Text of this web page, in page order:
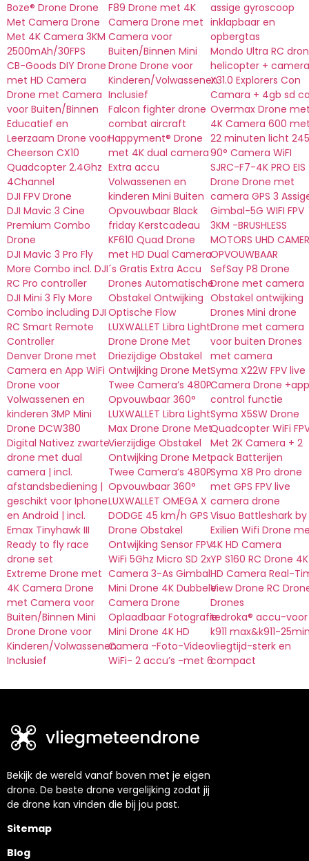
Boze® Drone Drone
Met Camera Drone
Met 4K Camera 3KM
2500mAh/30FPS
CB-Goods DIY Drone
met HD Camera
Drone met Camera
voor Buiten/Binnen
Educatief en
Leerzaam Drone voor
Cheerson CX10
Quadcopter 2.4Ghz
4Channel
DJI FPV Drone
DJI Mavic 3 Cine
Premium Combo
Drone
DJI Mavic 3 Pro Fly
More Combo incl. DJI
RC Pro controller
DJI Mini 3 Fly More
Combo including DJI
RC Smart Remote
Controller
Denver Drone met
Camera en App WiFi
Drone voor
Volwassenen en
kinderen 3MP Mini
Drone DCW380
Digital Nativez zwarte
drone met dual
camera | incl.
afstandsbediening |
geschikt voor Iphone
en Android | incl.
Emax Tinyhawk III
Ready to fly race
drone set
Extreme Drone met
4K Camera Drone
met Camera voor
Buiten/Binnen Mini
Drone Drone voor
Kinderen/Volwassenen
Inclusief
F89 Drone met 4K
Camera Drone met
Camera voor
Buiten/Binnen Mini
Drone Drone voor
Kinderen/Volwassenen
Inclusief
Falcon fighter drone
combat aircraft
Happyment® Drone
met 4K dual camera
Extra accu
Volwassenen en
kinderen Mini Buiten
Opvouwbaar Black
friday Kerstcadeau
KF610 Quad Drone
met HD Dual Camera
´s Gratis Extra Accu
Drones Automatische
Obstakel Ontwijking
Optische Flow
LUXWALLET Libra Light
Drone Drone Met
Driezijdige Obstakel
Ontwijking Drone Met
Twee Camera’s 480P
Opvouwbaar 360°
LUXWALLET Libra Light
Max Drone Drone Met
Vierzijdige Obstakel
Ontwijking Drone Met
Twee Camera’s 480P
Opvouwbaar 360°
LUXWALLET OMEGA X
DODGE 45 km/h GPS
Drone Obstakel
Ontwijking Sensor FPV
WiFi 5Ghz Micro SD 2x
Camera 3-As Gimbal
Mini Drone 4K Dubbele
Camera Drone
Oplaadbaar Fotografie
Mini Drone 4K HD
Camera -Foto-Video-
WiFi- 2 accu’s -met 6
assige gyroscoop
inklapbaar en
opbergtas
Mondo Ultra RC
helicopter + camera
X31.0 Explorers Con
Camara + 4gb sd
Overmax Drone
4K Camera 600
22 minuten licht
90° Camera WiFI
SJRC-F7-4K PRO EIS
Drone Drone met
camera GPS 3
Gimbal-5G WIFI FPV
3KM -BRUSHLESS
MOTORS UHD
OPVOUWBAAR
SefSay P8 Drone
Drone met camera
Obstakel ontwijking
Drones Mini drone
Drone met camera
voor buiten Drones
met camera
Syma X22W FPV live
Camera Drone +app
control functie
Syma X5SW Drone
Quadcopter WiFi
Met 2K Camera + 2
pack Batterijen
Syma X8 Pro drone
met GPS FPV live
camera drone
Visuo Battleshark by
Exilien Wifi Drone
4K HD Camera
YP S160 RC Drone 4K
HD Camera Real-
View Drone RC
Drones
tedroka® accu-voor
k911 max&k911-
vliegtijd-sterk en
compact
Bekijk de wereld vanaf boven met je eigen
drone. De beste drone vergelijking zodat jij
de drone kan vinden die bij jou past.
Sitemap
Blog